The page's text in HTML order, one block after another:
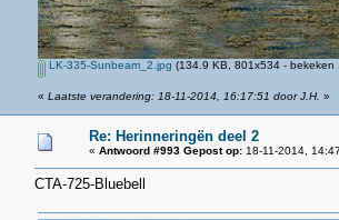
LK-335-Sunbeam_2.jpg (134.9 KB, 801x534 - bekeken
« Laatste verandering: 18-11-2014, 16:17:51 door J.H. »
Re: Herinneringën deel 2
« Antwoord #993 Gepost op: 18-11-2014,
CTA-725-Bluebell